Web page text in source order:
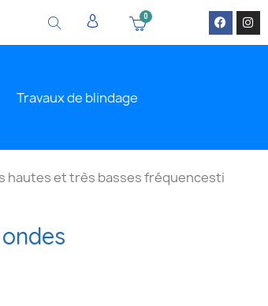
Travaux de blindage
hautes et très basses fréquencesti